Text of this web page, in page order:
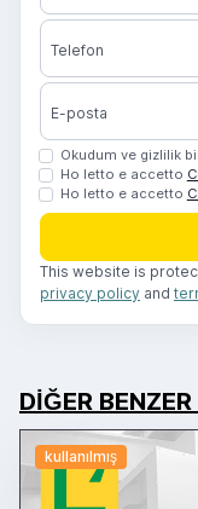
Telefon
E-posta
Okudum ve gizlilik
Ho letto e accetto
Ho letto e accetto
This website is
privacy policy and
DIĞER
kullanılmış